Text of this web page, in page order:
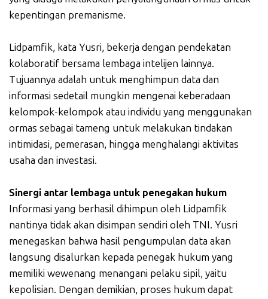
kepentingan premanisme.
Lidpamfik, kata Yusri, bekerja dengan pendekatan
kolaboratif bersama lembaga intelijen lainnya.
Tujuannya adalah untuk menghimpun data dan
informasi sedetail mungkin mengenai keberadaan
kelompok-kelompok atau individu yang menggunakan
ormas sebagai tameng untuk melakukan tindakan
intimidasi, pemerasan, hingga menghalangi aktivitas
usaha dan investasi.
Sinergi antar lembaga untuk penegakan hukum
Informasi yang berhasil dihimpun oleh Lidpamfik
nantinya tidak akan disimpan sendiri oleh TNI. Yusri
menegaskan bahwa hasil pengumpulan data akan
langsung disalurkan kepada penegak hukum yang
memiliki wewenang menangani pelaku sipil, yaitu
kepolisian. Dengan demikian, proses hukum dapat